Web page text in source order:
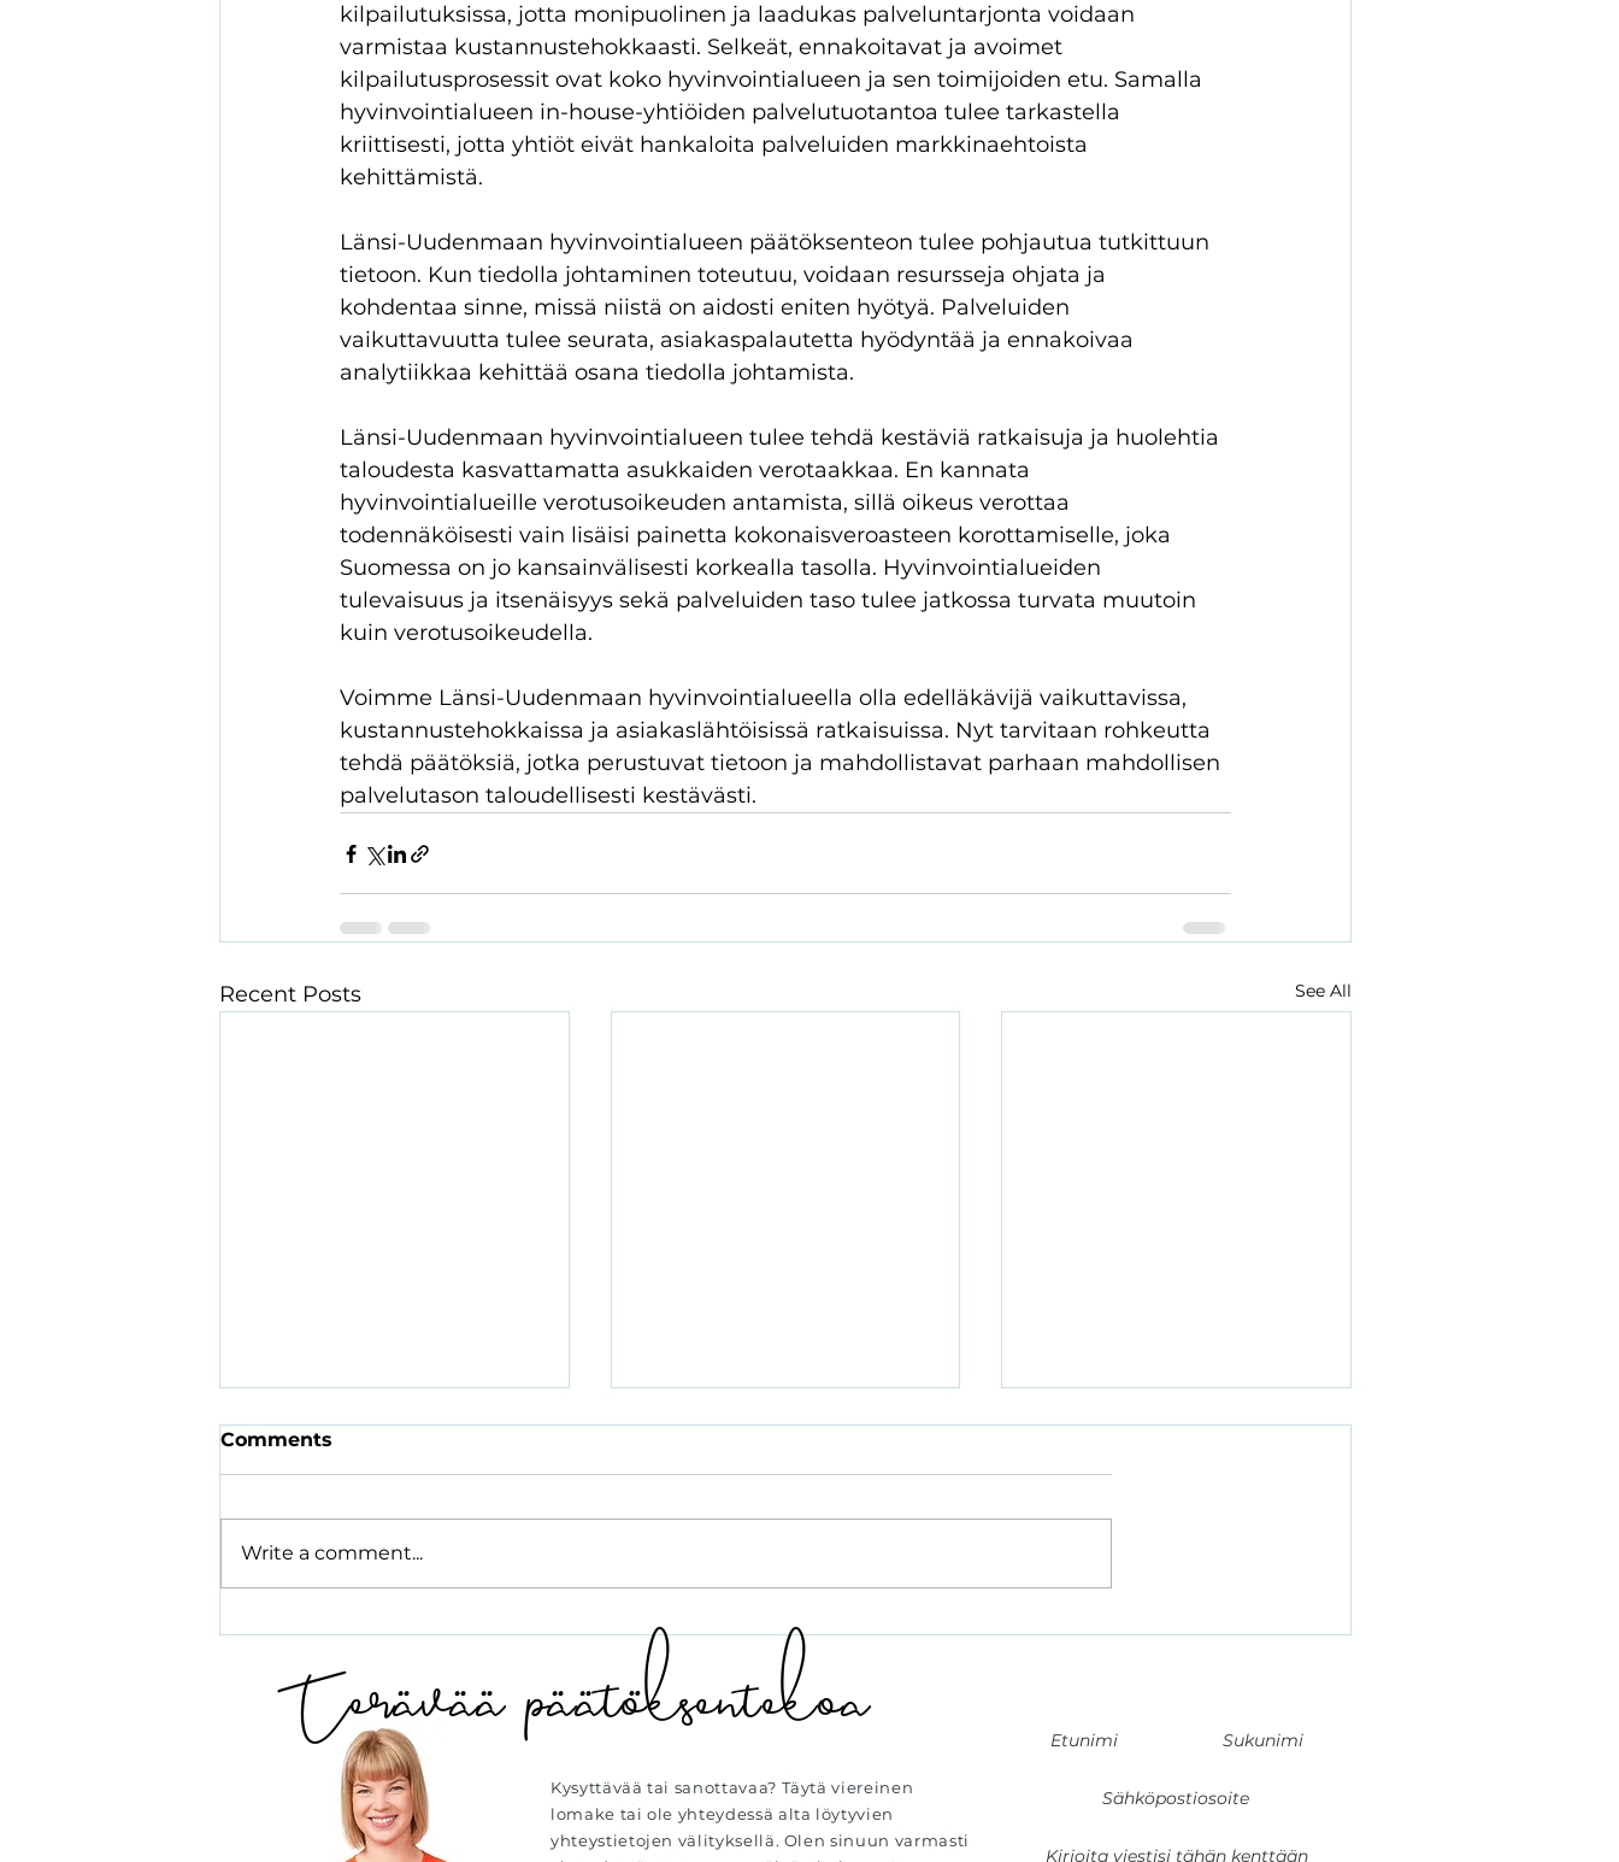
kilpailutuksissa, jotta monipuolinen ja laadukas palveluntarjonta voidaan
varmistaa kustannustehokkaasti. Selkeät, ennakoitavat ja avoimet
kilpailutusprosessit ovat koko hyvinvointialueen ja sen toimijoiden etu. Samalla
hyvinvointialueen in-house-yhtiöiden palvelutuotantoa tulee tarkastella
kriittisesti, jotta yhtiöt eivät hankaloita palveluiden markkinaehtoista
kehittämistä.
Länsi-Uudenmaan hyvinvointialueen päätöksenteon tulee pohjautua tutkittuun
tietoon. Kun tiedolla johtaminen toteutuu, voidaan resursseja ohjata ja
kohdentaa sinne, missä niistä on aidosti eniten hyötyä. Palveluiden
vaikuttavuutta tulee seurata, asiakaspalautetta hyödyntää ja ennakoivaa
analytiikkaa kehittää osana tiedolla johtamista.
Länsi-Uudenmaan hyvinvointialueen tulee tehdä kestäviä ratkaisuja ja huolehtia
taloudesta kasvattamatta asukkaiden verotaakkaa. En kannata
hyvinvointialueille verotusoikeuden antamista, sillä oikeus verottaa
todennäköisesti vain lisäisi painetta kokonaisveroasteen korottamiselle, joka
Suomessa on jo kansainvälisesti korkealla tasolla. Hyvinvointialueiden
tulevaisuus ja itsenäisyys sekä palveluiden taso tulee jatkossa turvata muutoin
kuin verotusoikeudella.
Voimme Länsi-Uudenmaan hyvinvointialueella olla edelläkävijä vaikuttavissa,
kustannustehokkaissa ja asiakaslähtöisissä ratkaisuissa. Nyt tarvitaan rohkeutta
tehdä päätöksiä, jotka perustuvat tietoon ja mahdollistavat parhaan mahdollisen
palvelutason taloudellisesti kestävästi.
Recent Posts See All
edistämistyöhön
tarvitaan kaupunkia ja
hyvinvointialuetta
Otetaan rohkea
digiloikka Länsi-
Uudenmaan
hyvinvointialueella
Comments
Write a comment...
Kysyttävää tai sanottavaa? Täytä viereinen
lomake tai ole yhteydessä alta löytyvien
yhteystietojen välityksellä. Olen sinuun varmasti
Terävää päätöksentekoa